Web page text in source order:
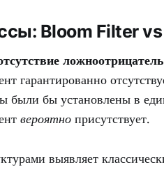
Bloom Filter
гарантированно
были бы установлены в
вероятно присутствует.
выявляет